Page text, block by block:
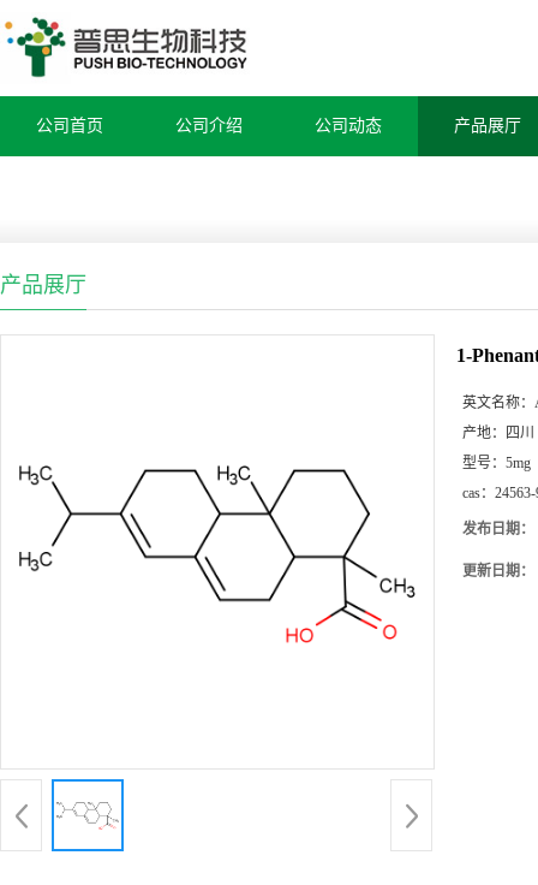
公司首页 公司介绍 公司动态 产品展厅
产品展厅
1-
英文名称：
产地：
四川
型号： 5mg
cas：
发布日期：
更新日期：